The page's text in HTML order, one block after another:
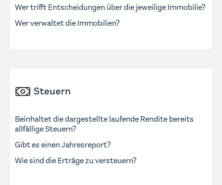
Wer trifft Entscheidungen über die jeweilige Immobilie?
Wer verwaltet die Immobilien?
Steuern
Beinhaltet die dargestellte laufende Rendite bereits
allfällige Steuern?
Gibt es einen Jahresreport?
Wie sind die Erträge zu versteuern?